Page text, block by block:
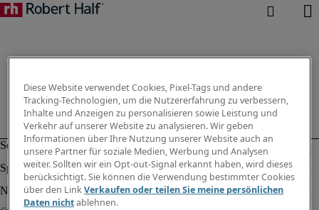
Diese Website verwendet Cookies, Pixel-Tags und andere
Tracking-Technologien, um die Nutzererfahrung zu verbessern,
Inhalte und Anzeigen zu personalisieren sowie Leistung und
Verkehr auf unserer Website zu analysieren. Wir geben
Informationen über Ihre Nutzung unserer Website auch an
unsere Partner für soziale Medien, Werbung und Analysen
weiter. Sollten wir ein Opt-out-Signal erkannt haben, wird dieses
berücksichtigt. Sie können die Verwendung bestimmter Cookies
über den LinkVerkaufen oder teilen Sie meine persönlichen
Daten nichtablehnen.